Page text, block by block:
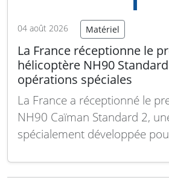
04 août 2026 Matériel
La France réceptionne le
hélicoptère NH90
opérations spéciales
La France a réceptionné le
NH90 Caïman Standard 2,
spécialement développée
hélicoptères NH90 Standard